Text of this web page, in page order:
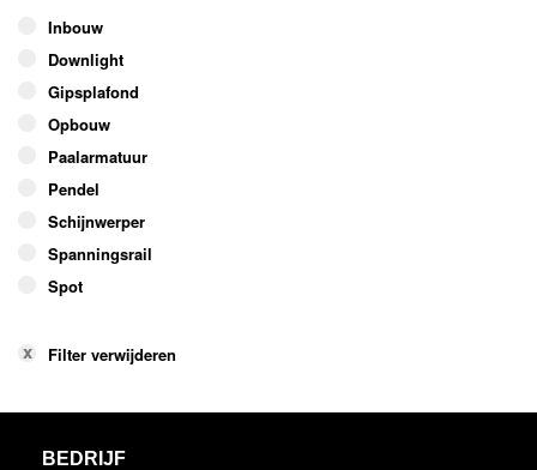
Inbouw
Downlight
Gipsplafond
Opbouw
Paalarmatuur
Pendel
Schijnwerper
Spanningsrail
Spot
Filter verwijderen
BEDRIJF